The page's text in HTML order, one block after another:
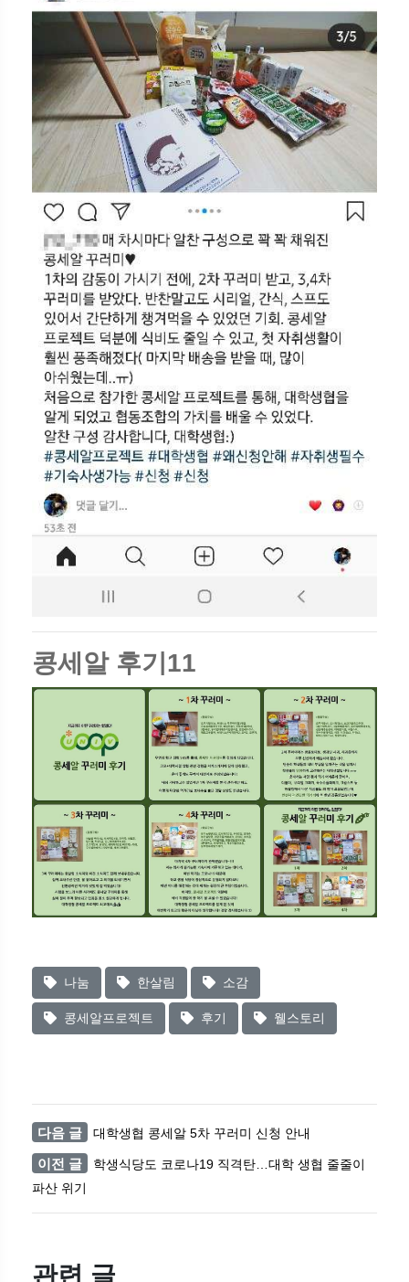
콩세알 후기11
나눔 한살림 소감
콩세알프로젝트 후기 웰스토리
다음 글 대학생협 콩세알 5차 꾸러미 신청 안내
이전 글
학생식당도 코로나19 직격탄…대학 생협 줄줄이
파산 위기
관련 글